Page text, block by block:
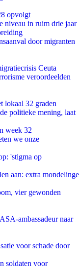
opvolgt
niveau in ruim drie jaar
door migranten
Ceuta
veroordeelden
lokaal 32 graden
politieke mening, laat
week 32
we onze
'stigma op
aan: extra mondelinge
vier gewonden
ambassadeur naar
voor schade door
soldaten voor